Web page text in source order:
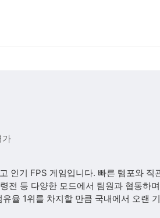
인기 FPS 게임입니다. 빠른 템포와 직
전 등 다양한 모드에서 팀원과 협동하
율 1위를 차지할 만큼 국내에서 오랜